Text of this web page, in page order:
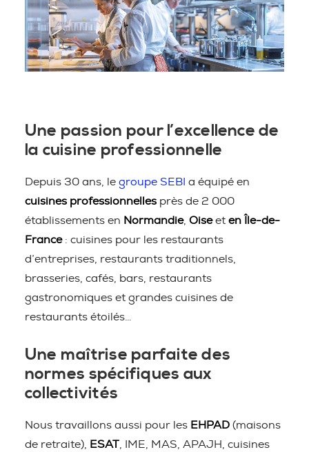
Une passion pour l’excellence de
la cuisine professionnelle
Depuis 30 ans, le groupe SEBI a équipé en
cuisines professionnelles près de 2 000
établissements en Normandie, Oiseet en Île-de-
France: cuisines pour les restaurants
d’entreprises, restaurants traditionnels,
brasseries, cafés, bars, restaurants
gastronomiques et grandes cuisines de
restaurants étoilés…
Une maîtrise parfaite des
normes spécifiques aux
collectivités
Nous travaillons aussi pour les EHPAD (maisons
de retraite),
ESAT , IME, MAS, APAJH, cuisines